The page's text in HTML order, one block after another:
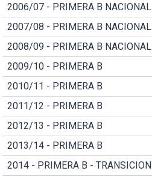
2006/07 - PRIMERA B NACIONAL
2007/08 - PRIMERA B NACIONAL
2008/09 - PRIMERA B NACIONAL
2009/10 - PRIMERA B
2010/11 - PRIMERA B
2011/12 - PRIMERA B
2012/13 - PRIMERA B
2013/14 - PRIMERA B
2014 - PRIMERA B - TRANSICION